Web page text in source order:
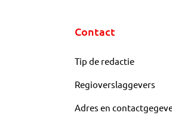
Contact
Tip de redactie
Regioverslaggevers
Adres en